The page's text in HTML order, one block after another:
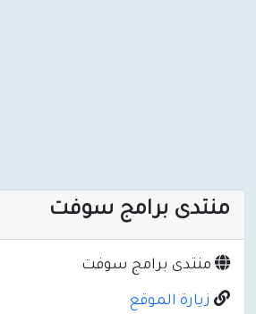
منتدى برامج سوفت
منتدى برامج سوفت
زيارة الموقع